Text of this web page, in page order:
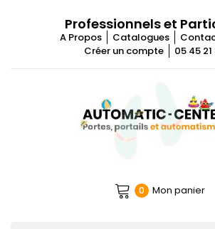
Professionnels et
A Propos Catalogues
Créer un compte
05 45
0 Mon panier